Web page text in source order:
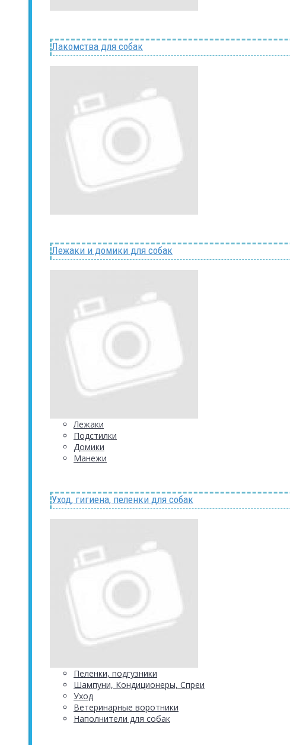
Лакомства для собак
Лежаки и домики для собак
Лежаки
Подстилки
Домики
Манежи
Уход, гигиена, пеленки для собак
Пеленки, подгузники
Шампуни, Кондиционеры, Спреи
Уход
Ветеринарные воротники
Наполнители для собак